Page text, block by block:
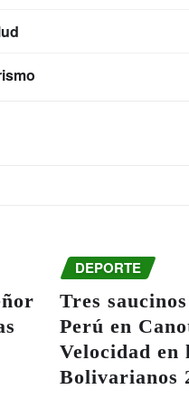
DEPORTE
Tres
Perú en
Velocidad en
Bolivarianos